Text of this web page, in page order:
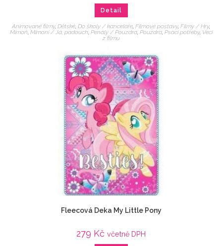
Detail
Animované filmy, Dětské Do školy / kanceláře Filmové postavy, Filmy / Hry,
Mimoň Mimoni / Já, padouch Penály / Pouzdra, Pouzdra, Psací potřeby, Veci
z filmu
Fleecová Deka My Little Pony
279 Kč včetně DPH